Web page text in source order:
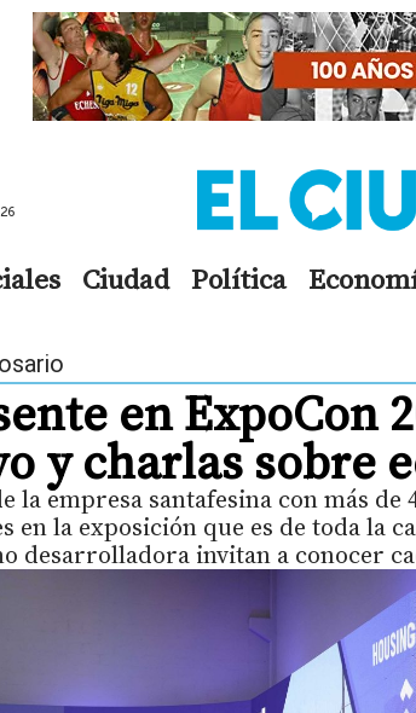
Ciudad Política
en ExpoCon
y charlas sobre
la empresa santafesina con más
en la exposición que es de toda la
desarrolladora invitan a conocer